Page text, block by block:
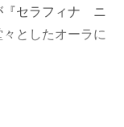
『セラフィナ ニ
としたオーラに